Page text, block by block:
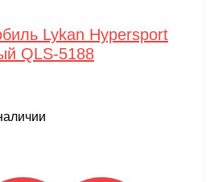
Lykan Hypersport
QLS-5188